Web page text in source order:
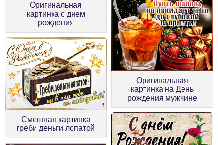
Оригинальная
картинка с днем
рождения
Оригинальная
картинка на День
рождения мужчине
Смешная картинка
греби деньги лопатой